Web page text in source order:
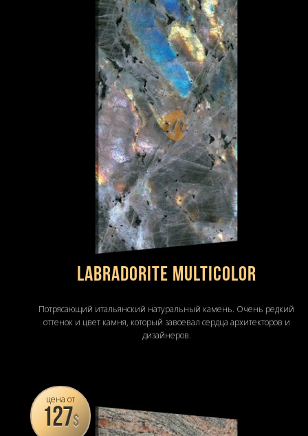
LABRADORITE MULTICOLOR
Потрясающий итальянский натуральный камень. Очень редкий
оттенок и цвет камня, который завоевал сердца архитекторов и
дизайнеров.
цена от
127$